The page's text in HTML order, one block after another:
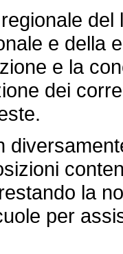
del
e della
e la
dei
la
per